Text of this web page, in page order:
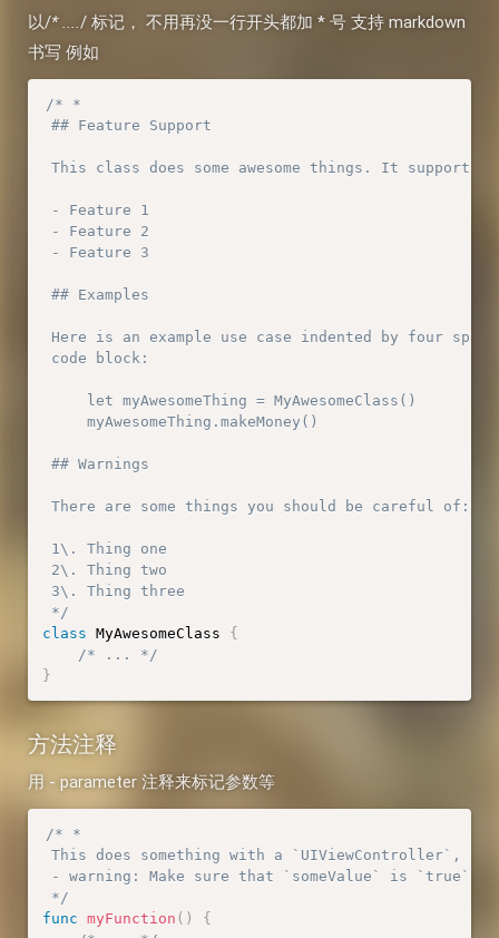
以/* ..../ 标记， 不用再没一行开头都加 * 号 支持 markdown
书写 例如
/* *
## Feature Support
This class does some awesome things. It supports:
- Feature 1
- Feature 2
- Feature 3
## Examples
Here is an example use case indented by four
code block:
     let myAwesomeThing = MyAwesomeClass()
     myAwesomeThing.makeMoney()
## Warnings
There are some things you should be careful of:
1\. Thing one
2\. Thing two
3\. Thing three
*/
class MyAwesomeClass
{
/* ... */
}
方法注释
用 - parameter 注释来标记参数等
/* *
This does something with a `UIViewController`,
- warning: Make sure that `someValue` is `true`
*/
func myFunction ( )
{